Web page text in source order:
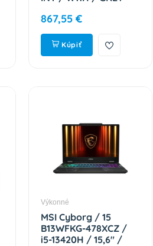
867,55 €
Kúpiť
Výkonné
MSI Cyborg / 15
B13WFKG-478XCZ /
i5-13420H / 15,6" /